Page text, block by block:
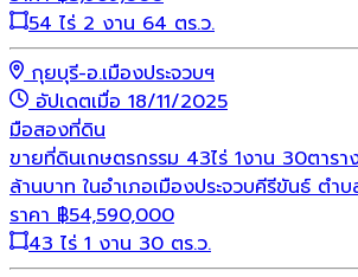
54 ไร่ 2 งาน 64 ตร.ว.
กุยบุรี-อ.เมืองประจวบฯ
อัปเดตเมื่อ 18/11/2025
มือสองที่ดิน
ขายที่ดินเกษตรกรรม 43ไร่ 1งาน 30ตารา
ล้านบาท ในอำเภอเมืองประจวบคีรีขันธ์ ตำ
ราคา ฿54,590,000
43 ไร่ 1 งาน 30 ตร.ว.